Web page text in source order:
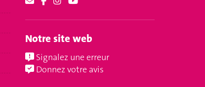
Notre site web
Signalez une erreur
Donnez votre avis